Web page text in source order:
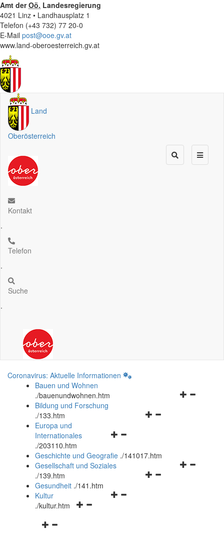
Amt derOö. Landesregierung
4021 Linz • Landhausplatz 1
Telefon (+43 732) 77 20-0
E-Mail post@ooe.gv.at
www.land-oberoesterreich.gv.at
Land
Oberösterreich
Kontakt
.
Telefon
.
Suche
.
Coronavirus: Aktuelle Informationen
Bauen und Wohnen
./bauenundwohnen.htm
Navigationsmenü
Bildung und Forschung
./133.htm
Navigationsmenü
und
schließen
Europa und
Internationales
./203110.htm
Geschichte und Geografie ./141017.htm
Navigationsmenü
Gesellschaft und Soziales
./139.htm
Navigationsmenü
Gesundheit ./141.htm
Navigationsmenü
Kultur
./kultur.htm
Navigationsmenü